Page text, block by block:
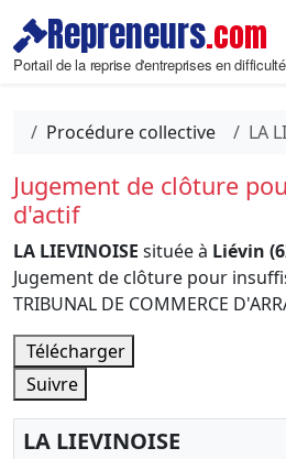
Repreneurs.com
Portail de la reprise d'entreprises en difficulté
Procédure collective LA
Jugement de clôture
d'actif
LA LIEVINOISE située à Liévin
Jugement de clôture pour
TRIBUNAL DE COMMERCE
Télécharger
Suivre
LA LIEVINOISE